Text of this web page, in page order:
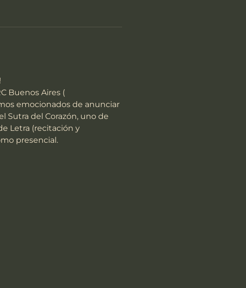
Buenos Aires (
emocionados de anunciar
Sutra del Corazón, uno de
Letra (recitación y
presencial.